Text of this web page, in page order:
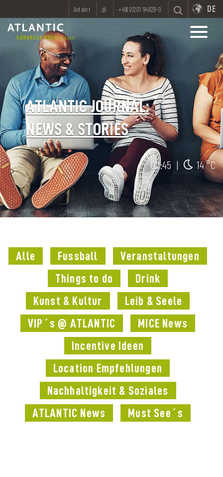
Anfahrt @ +49(0)201 94628-0 DE
ATLANTIC JOURNAL:
NEWS & STORIES
02:45 | 14 °C
Alle Fussball
Veranstaltungen
Things to do
Drink
Kunst & Kultur
Leib & Seele
VIP´s @ ATLANTIC
MICE News
Incentive Ideen
Location Empfehlungen
Nachhaltigkeit & Soziales
ATLANTIC News
Must See´s